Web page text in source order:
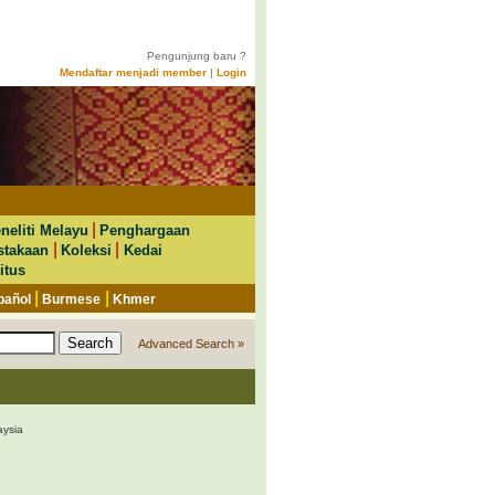
Pengunjung baru ?
Mendaftar menjadi member | Login
Melayu |Penghargaan
Koleksi
Kedai
|Burmese Khmer
Advanced Search »